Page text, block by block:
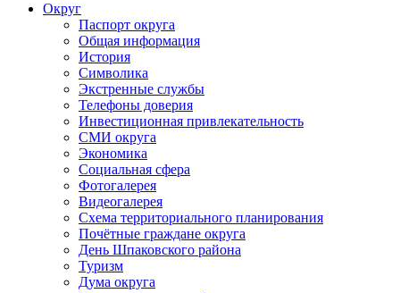
Округ
Паспорт округа
Общая информация
История
Символика
Экстренные службы
Телефоны доверия
Инвестиционная привлекательность
СМИ округа
Экономика
Социальная сфера
Фотогалерея
Видеогалерея
Схема территориального планирования
Почётные граждане округа
День Шпаковского района
Туризм
Дума округа